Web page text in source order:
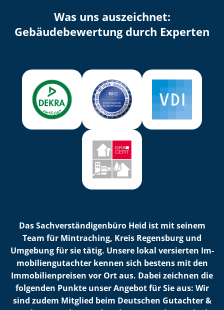
Was uns auszeichnet:
Ge­bäu­de­be­wer­tung durch Experten
Das Sach­ver­stän­di­gen­bü­ro Heid ist mit seinem
Team für Mintraching, Kreis Regensburg und
Umgebung für sie tätig. Unsere lokal versierten Im­
mo­bi­li­en­gut­ach­ter kennen sich bestens mit den
Im­mo­bi­li­en­prei­sen vor Ort aus. Dabei zeichnen die
folgenden Punkte unser Angebot für Sie aus: Wir
sind zudem Mitglied beim Deutschen Gutachter &